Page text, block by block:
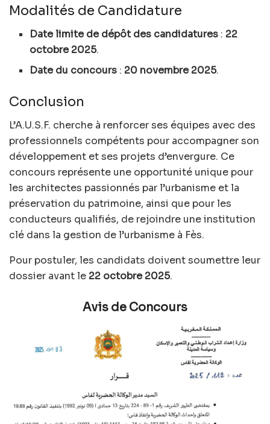
Modalités de Candidature
Date limite de dépôt des candidatures : 22
octobre 2025.
Date du concours : 20 novembre 2025.
Conclusion
L’A.U.S.F. cherche à renforcer ses équipes avec des
professionnels compétents pour accompagner son
développement et ses projets d’envergure. Ce
concours représente une opportunité unique pour
les architectes passionnés par l’urbanisme et la
préservation du patrimoine, ainsi que pour les
conducteurs qualifiés, de rejoindre une institution
clé dans la gestion de l’urbanisme à Fès.
Pour postuler, les candidats doivent soumettre leur
dossier avant le 22 octobre 2025.
Avis de Concours